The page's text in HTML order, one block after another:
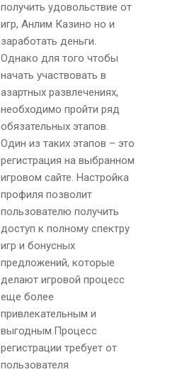
получить удовольствие от
игр, Анлим Казино но и
заработать деньги.
Однако для того чтобы
начать участвовать в
азартных развлечениях,
необходимо пройти ряд
обязательных этапов.
Один из таких этапов – это
регистрация на выбранном
игровом сайте. Настройка
профиля позволит
пользователю получить
доступ к полному спектру
игр и бонусных
предложений, которые
делают игровой процесс
еще более
привлекательным и
выгодным.Процесс
регистрации требует от
пользователя